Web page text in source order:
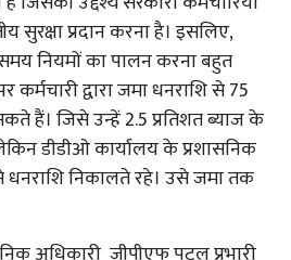
सुरक्षा प्रदान करना है। इसलिए,
नियमों का पालन करना बहुत
द्वारा जमा धनराशि से 75
हैं। जिसे उन्हें 2.5 प्रतिशत ब्याज के
डीडीओ कार्यालय के प्रशासनिक
धनराशि निकालते रहे। उसे जमा तक